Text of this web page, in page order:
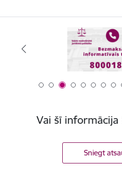
Vai šī informācija
Sniegt